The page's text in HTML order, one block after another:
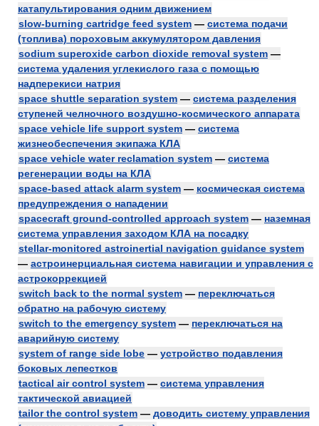
катапультирования одним движением
slow-burning cartridge feed system — система подачи
(топлива) пороховым аккумулятором давления
sodium superoxide carbon dioxide removal system —
система удаления углекислого газа с помощью
надперекиси натрия
space shuttle separation system — система разделения
ступеней челночного воздушно-космического аппарата
space vehicle life support system — система
жизнеобеспечения экипажа КЛА
space vehicle water reclamation system — система
регенерации воды на КЛА
space-based attack alarm system — космическая система
предупреждения о нападении
spacecraft ground-controlled approach system — наземная
система управления заходом КЛА на посадку
stellar-monitored astroinertial navigation guidance system
— астроинерциальная система навигации и управления с
астрокоррекцией
switch back to the normal system — переключаться
обратно на рабочую систему
switch to the emergency system — переключаться на
аварийную систему
system of range side lobe — устройство подавления
боковых лепестков
tactical air control system — система управления
тактической авиацией
tailor the control system — доводить систему управления